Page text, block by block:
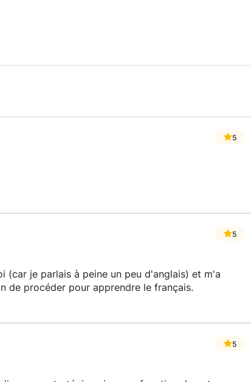
5
5
(car je parlais à peine un peu d'anglais) et m'a
de procéder pour apprendre le français.
5